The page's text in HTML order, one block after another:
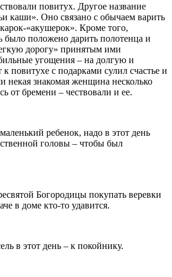
повитух. Другое название
каши». Оно связано с обычаем варить
«акушерок». Кроме того,
было положено дарить полотенца и
дорогу» принятым ими
угощения – на долгую и
повитухе с подарками сулил счастье и
некая знакомая женщина несколько
от бремени – чествовали и ее.
ребенок, надо в этот день
головы – чтобы был
Богородицы покупать веревки
в доме кто-то удавится.
в этот день – к покойнику.